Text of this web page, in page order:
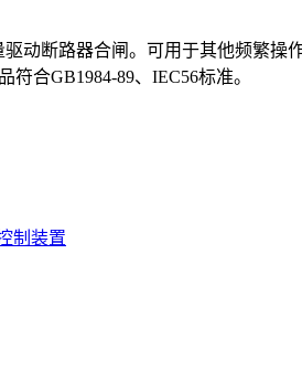
动断路器合闸。可用于其他频繁
合GB1984-89、IEC56标准。
制装置